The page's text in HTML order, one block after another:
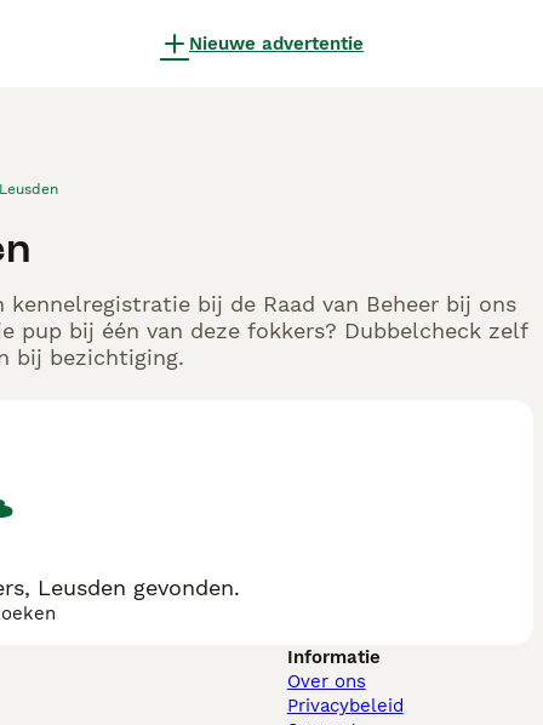
Nieuwe advertentie
Leusden
bij de Raad van Beheer bij ons
pup bij één van deze fokkers? Dubbelcheck zelf
bij bezichtiging.
Leusden gevonden.
Informatie
Over ons
Privacybeleid